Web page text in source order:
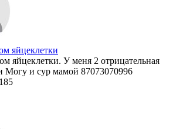
яйцеклетки
яйцеклетки. У меня 2 отрицательная
Могу и сур мамой 87073070996